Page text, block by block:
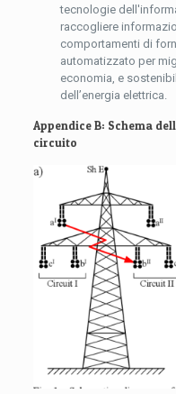
tecnologie
raccogliere
comportamenti di
automatizzato per
economia, e
dell’energia elettrica.
Appendice B: Schema
circuito